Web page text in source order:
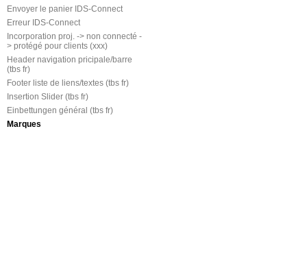
Envoyer le panier IDS-Connect
Erreur IDS-Connect
Incorporation proj. -> non connecté -
> protégé pour clients (xxx)
Header navigation pricipale/barre
(tbs fr)
Footer liste de liens/textes (tbs fr)
Insertion Slider (tbs fr)
Einbettungen général (tbs fr)
Marques